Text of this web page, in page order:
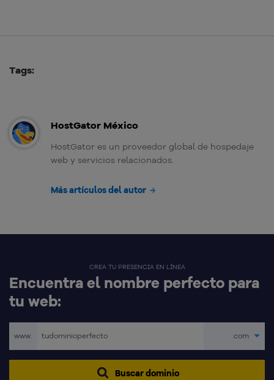
Tags:
HostGator México
HostGator es un proveedor global de hospedaje
web y servicios relacionados.
Más artículos del autor
CREA TU PRESENCIA EN LÍNEA
Encuentra el nombre perfecto para
tu web:
www. .com
Buscar dominio